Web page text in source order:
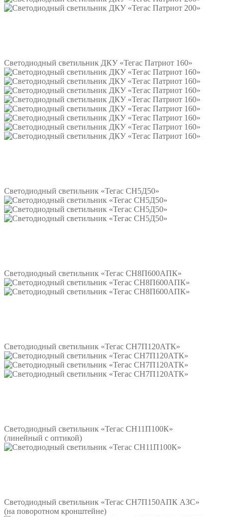
Светодиодный светильник ДКУ «Тегас Патриот 160»
Светодиодный светильник «Тегас СН5Д50»
Светодиодный светильник «Тегас СН8П600АПК»
Светодиодный светильник «Тегас СН7П120АТК»
Светодиодный светильник «Тегас СН11П100К»
(линейный с оптикой)
Светодиодный светильник «Тегас СН7П150АПК АЗС»
(на поворотном кронштейне)